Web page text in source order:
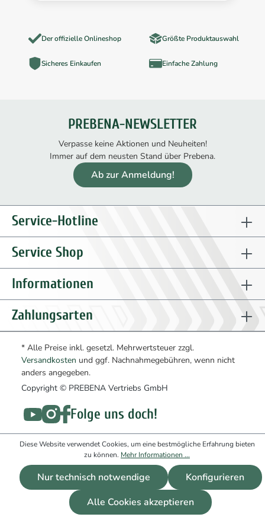
Der offizielle Onlineshop Größte Produktauswahl
Sicheres Einkaufen Einfache Zahlung
PREBENA-NEWSLETTER
Verpasse keine Aktionen und Neuheiten!
Immer auf dem neusten Stand über Prebena.
Ab zur Anmeldung!
Service-Hotline
Service Shop
Informationen
Zahlungsarten
* Alle Preise inkl. gesetzl. Mehrwertsteuer zzgl.
Versandkosten und ggf. Nachnahmegebühren, wenn nicht
anders angegeben.
Copyright © PREBENA Vertriebs GmbH
Folge uns doch!
Diese Website verwendet Cookies, um eine bestmögliche Erfahrung bieten
zu können. Mehr Informationen ...
Nur technisch notwendige
Konfigurieren
Alle Cookies akzeptieren